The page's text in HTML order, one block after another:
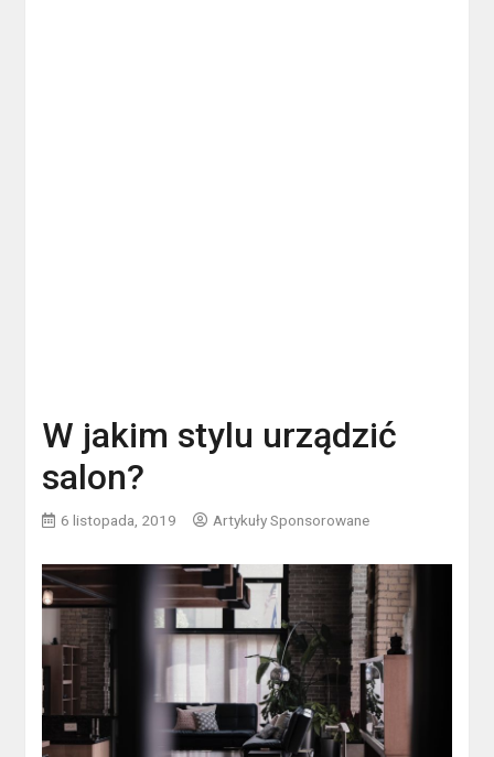
W jakim stylu urządzić
salon?
6 listopada, 2019 Artykuły Sponsorowane